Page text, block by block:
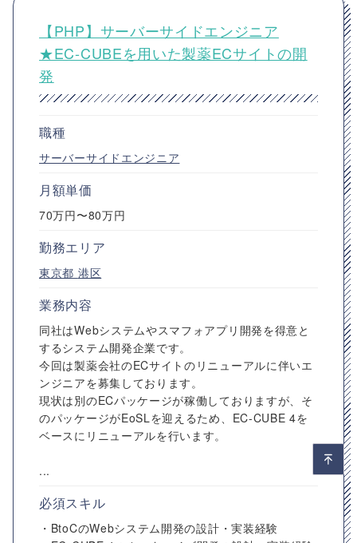
【PHP】サーバーサイドエンジニア
★EC-CUBEを用いた製薬ECサイトの開
発
職種
サーバーサイドエンジニア
月額単価
70万円〜80万円
勤務エリア
東京都 港区
業務内容
同社はWebシステムやスマフォアプリ開発を得意と
するシステム開発企業です。
今回は製薬会社のECサイトのリニューアルに伴いエ
ンジニアを募集しております。
現状は別のECパッケージが稼働しておりますが、そ
のパッケージがEoSLを迎えるため、EC-CUBE 4を
ベースにリニューアルを行います。
...
必須スキル
・BtoCのWebシステム開発の設計・実装経験